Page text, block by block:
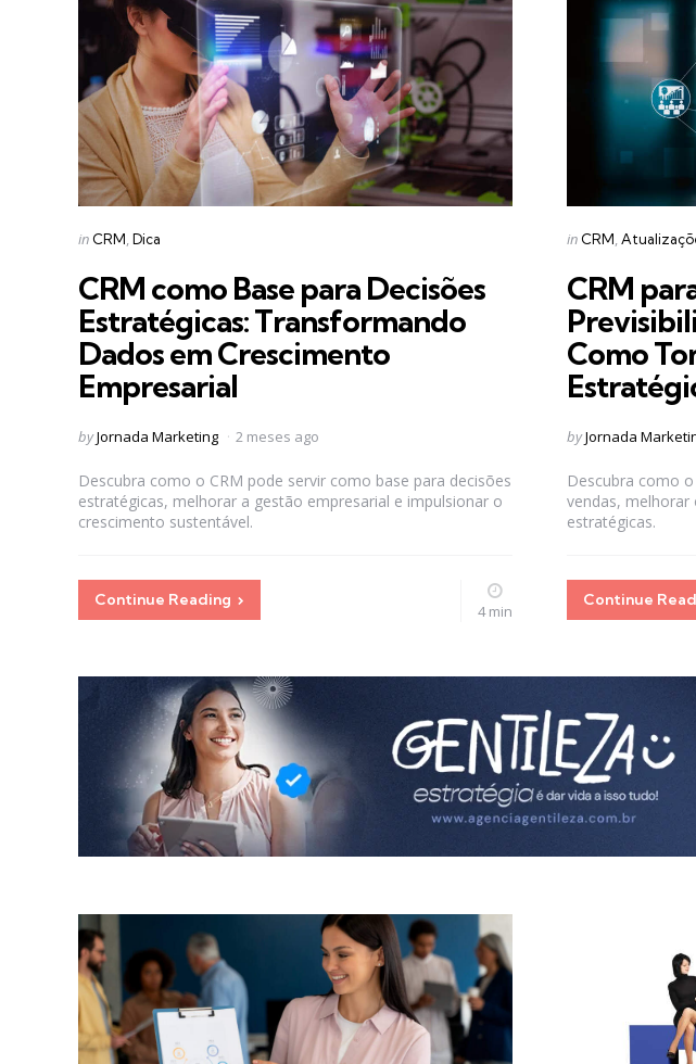
Categories
Posted
in CRM Dica
CRM como Base para Decisões
Estratégicas: Transformando
Dados em Crescimento
Empresarial
Posted
byJornada Marketing 2 meses ago
Descubra como o CRM pode servir como base para decisões
estratégicas, melhorar a gestão empresarial e impulsionar o
crescimento sustentável.
Continue Reading
4 min
Categories
Posted
in CRM
CRM
Como
Posted
byJornada
Descubra como
vendas,
estratégicas.
Continue